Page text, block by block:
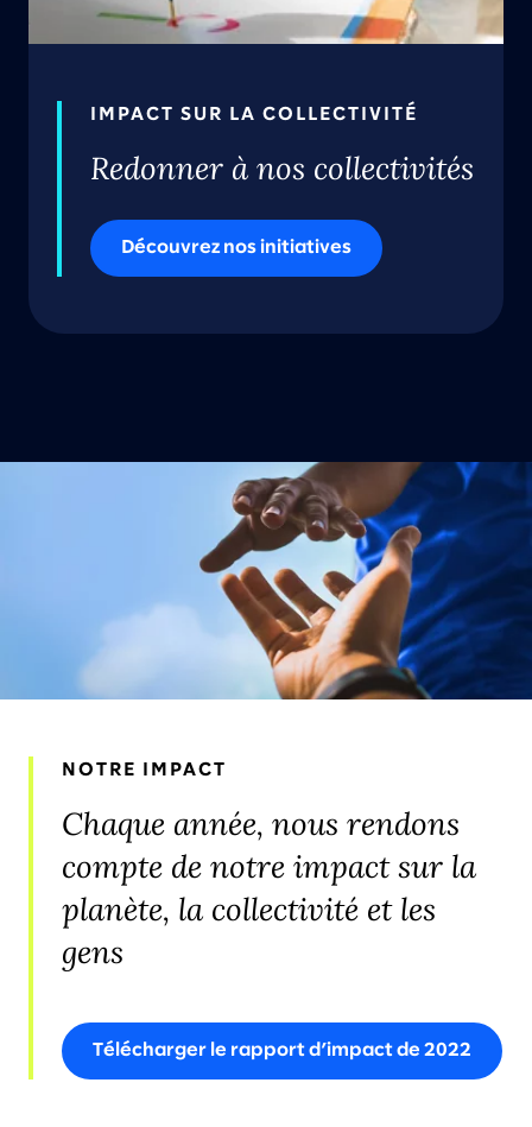
IMPACT SUR LA COLLECTIVITÉ
Redonner à nos collectivités
Découvrez nos initiatives
NOTRE IMPACT
Chaque année, nous rendons
compte de notre impact sur la
planète, la collectivité et les
gens
Télécharger le rapport d’impact de 2022